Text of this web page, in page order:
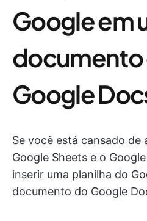
Google em
documento
Google
Se você está cansado de
Google Sheets e o
inserir uma planilha do
documento do Google